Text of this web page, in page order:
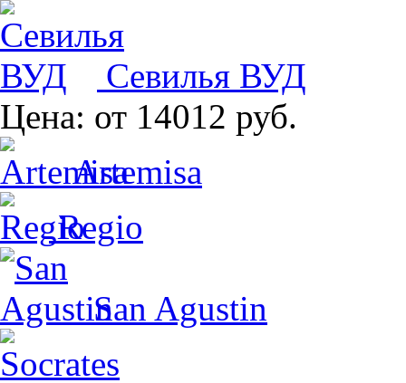
Севилья ВУД
Цена: от 14012 руб.
Artemisa
Regio
San Agustin